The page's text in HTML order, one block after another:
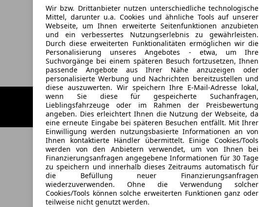
Wir bzw. Drittanbieter nutzen unterschiedliche technologische
Mittel, darunter u.a. Cookies und ähnliche Tools auf unserer
Webseite, um Ihnen erweiterte Seitenfunktionen anzubieten
und ein verbessertes Nutzungserlebnis zu gewährleisten.
Durch diese erweiterten Funktionalitäten ermöglichen wir die
Personalisierung unseres Angebotes - etwa, um Ihre
Suchvorgänge bei einem späteren Besuch fortzusetzen, Ihnen
passende Angebote aus Ihrer Nähe anzuzeigen oder
personalisierte Werbung und Nachrichten bereitzustellen und
diese auszuwerten. Wir speichern Ihre E-Mail-Adresse lokal,
wenn Sie diese für gespeicherte Suchanfragen,
Lieblingsfahrzeuge oder im Rahmen der Preisbewertung
angeben. Dies erleichtert Ihnen die Nutzung der Webseite, da
eine erneute Eingabe bei späteren Besuchen entfällt. Mit Ihrer
Einwilligung werden nutzungsbasierte Informationen an von
Ihnen kontaktierte Händler übermittelt. Einige Cookies/Tools
werden von den Anbietern verwendet, um von Ihnen bei
Finanzierungsanfragen angegebene Informationen für 30 Tage
zu speichern und innerhalb dieses Zeitraums automatisch für
die Befüllung neuer Finanzierungsanfragen
wiederzuverwenden. Ohne die Verwendung solcher
Cookies/Tools können solche erweiterten Funktionen ganz oder
teilweise nicht genutzt werden.